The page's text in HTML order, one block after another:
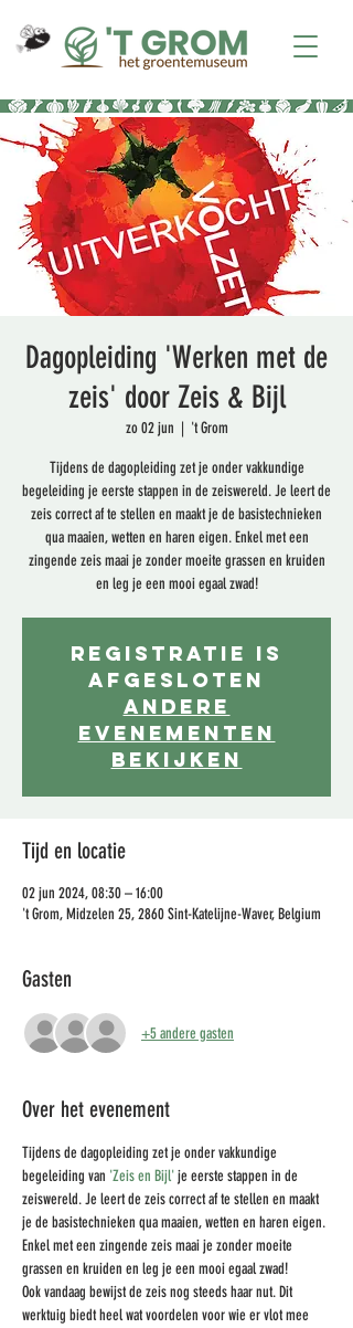
Dagopleiding 'Werken met de
zeis' door Zeis & Bijl
zo 02 jun
  |
't Grom
Tijdens de dagopleiding zet je onder vakkundige
begeleiding je eerste stappen in de zeiswereld. Je leert de
zeis correct af te stellen en maakt je de basistechnieken
qua maaien, wetten en haren eigen. Enkel met een
zingende zeis maai je zonder moeite grassen en kruiden
en leg je een mooi egaal zwad!
Registratie is
afgesloten
Andere
evenementen
bekijken
Tijd en locatie
02 jun 2024, 08:30 – 16:00
't Grom, Midzelen 25, 2860 Sint-Katelijne-Waver, Belgium
Gasten
+5 andere gasten
Over het evenement
Tijdens de dagopleiding zet je onder vakkundige
begeleiding van 'Zeis en Bijl' je eerste stappen in de
zeiswereld. Je leert de zeis correct af te stellen en maakt
je de basistechnieken qua maaien, wetten en haren eigen.
Enkel met een zingende zeis maai je zonder moeite
grassen en kruiden en leg je een mooi egaal zwad!
Ook vandaag bewijst de zeis nog steeds haar nut. Dit
werktuig biedt heel wat voordelen voor wie er vlot mee